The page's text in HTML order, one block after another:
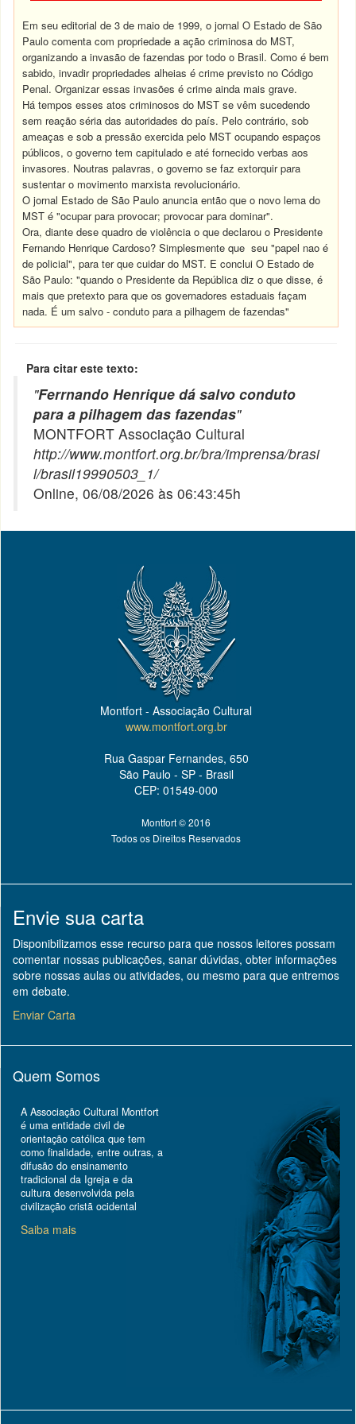
Em seu editorial de 3 de maio de 1999, o jornal O Estado de São
Paulo comenta com propriedade a ação criminosa do MST,
organizando a invasão de fazendas por todo o Brasil. Como é bem
sabido, invadir propriedades alheias é crime previsto no Código
Penal. Organizar essas invasões é crime ainda mais grave.
Há tempos esses atos criminosos do MST se vêm sucedendo
sem reação séria das autoridades do país. Pelo contrário, sob
ameaças e sob a pressão exercida pelo MST ocupando espaços
públicos, o governo tem capitulado e até fornecido verbas aos
invasores. Noutras palavras, o governo se faz extorquir para
sustentar o movimento marxista revolucionário.
O jornal Estado de São Paulo anuncia então que o novo lema do
MST é "ocupar para provocar; provocar para dominar".
Ora, diante dese quadro de violência o que declarou o Presidente
Fernando Henrique Cardoso? Simplesmente que seu "papel nao é
de policial", para ter que cuidar do MST. E conclui O Estado de
São Paulo: "quando o Presidente da República diz o que disse, é
mais que pretexto para que os governadores estaduais façam
nada. É um salvo - conduto para a pilhagem de fazendas"
Para citar este texto:
"Ferrnando Henrique dá salvo conduto
para a pilhagem das fazendas"
MONTFORT Associação Cultural
http://www.montfort.org.br/bra/imprensa/brasi
l/brasil19990503_1/
Online, 06/08/2026 às 06:43:45h
Montfort - Associação Cultural
www.montfort.org.br
Rua Gaspar Fernandes, 650
São Paulo - SP - Brasil
CEP: 01549-000
Montfort © 2016
Todos os Direitos Reservados
Envie sua carta
Disponibilizamos esse recurso para que nossos leitores possam
comentar nossas publicações, sanar dúvidas, obter informações
sobre nossas aulas ou atividades, ou mesmo para que entremos
em debate.
Enviar Carta
Quem Somos
A Associação Cultural Montfort
é uma entidade civil de
orientação católica que tem
como finalidade, entre outras, a
difusão do ensinamento
tradicional da Igreja e da
cultura desenvolvida pela
civilização cristã ocidental
Saiba mais